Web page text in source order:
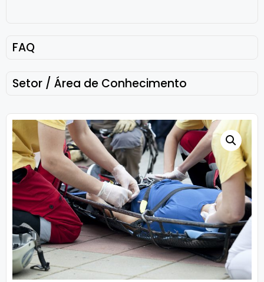
FAQ
Setor / Área de Conhecimento